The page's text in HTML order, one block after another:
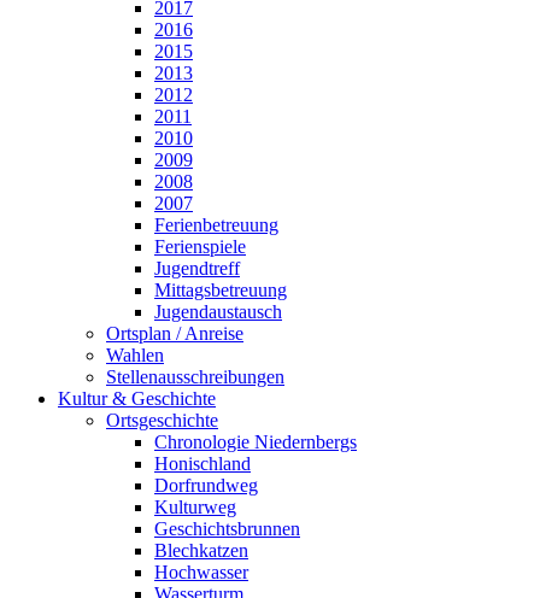
2017
2016
2015
2013
2012
2011
2010
2009
2008
2007
Ferienbetreuung
Ferienspiele
Jugendtreff
Mittagsbetreuung
Jugendaustausch
Ortsplan / Anreise
Wahlen
Stellenausschreibungen
Kultur & Geschichte
Ortsgeschichte
Chronologie Niedernbergs
Honischland
Dorfrundweg
Kulturweg
Geschichtsbrunnen
Blechkatzen
Hochwasser
Wasserturm